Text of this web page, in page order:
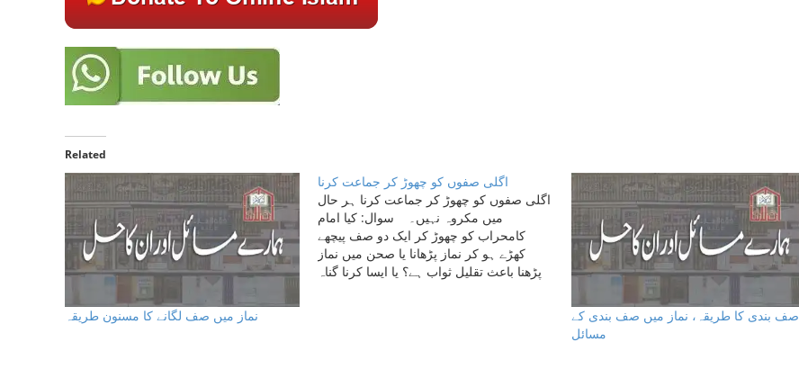
Related
نماز میں صف لگانے کا مسنون طریقہ
اگلی صفوں کو چھوڑ کر جماعت کرنا
اگلی صفوں کو چھوڑ کر جماعت کرنا ہر حال
میں مکروہ نہیں۔ سوال: کیا امام
کامحراب کو چھوڑ کر ایک دو صف پیچھے
کھڑے ہو کر نماز پڑھانا یا صحن میں نماز
پڑھنا باعث تقلیل ثواب ہے؟ یا ایسا کرنا گناہ
صف بندی کا طریقہ، نماز میں صف بندی کے
مسائل